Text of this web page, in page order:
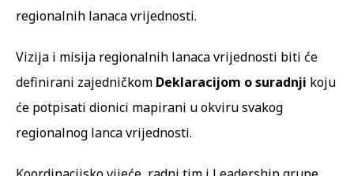
regionalnih lanaca vrijednosti.
Vizija i misija regionalnih lanaca vrijednosti biti će
definirani zajedničkom Deklaracijom o suradnji koju
će potpisati dionici mapirani u okviru svakog
regionalnog lanca vrijednosti.